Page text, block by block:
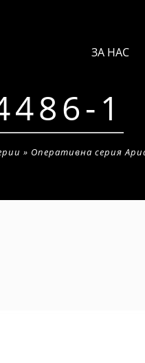
ЗА НАС
1
» Оперативна серия